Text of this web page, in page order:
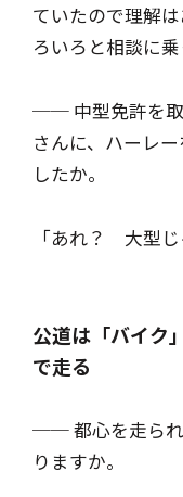
ていたので理解
ろいろと相談に乗
── 中型免許を取
さんに、ハーレ
したか。
「あれ？ 大型
公道は「バイク
で走る
── 都心を走られ
りますか。